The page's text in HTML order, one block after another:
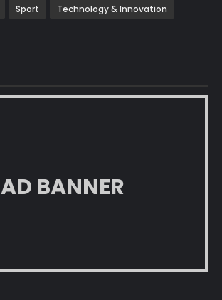
Sport Technology & Innovation
AD BANNER